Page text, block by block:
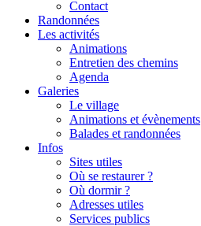
Contact
Randonnées
Les activités
Animations
Entretien des chemins
Agenda
Galeries
Le village
Animations et évènements
Balades et randonnées
Infos
Sites utiles
Où se restaurer ?
Où dormir ?
Adresses utiles
Services publics